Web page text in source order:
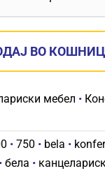
MONACO
1000
750
mm
ВО
мебел •
• 750 • bela •
• бела •